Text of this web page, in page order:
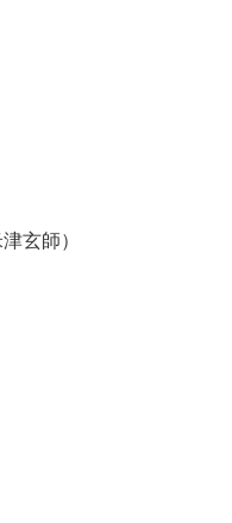
玄師）